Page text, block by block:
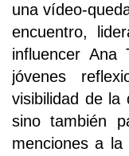
una vídeo-
encuentro,
influencer Ana
jóvenes
visibilidad de la
sino también
menciones a